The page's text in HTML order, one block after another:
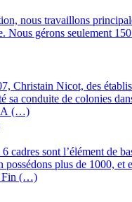
nous travaillons
Nous gérons seulement
Christain Nicot, des
sa conduite de colonies
A (…)
cadres sont l’élément de
possédons plus de 1000, et
Fin (…)